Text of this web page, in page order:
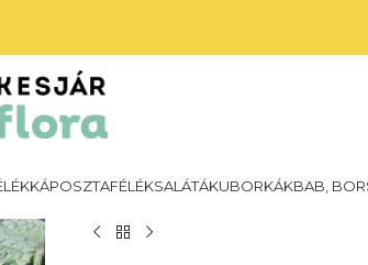
KÁPOSZTAFÉLÉKSALÁTÁKUBORKÁKBAB,